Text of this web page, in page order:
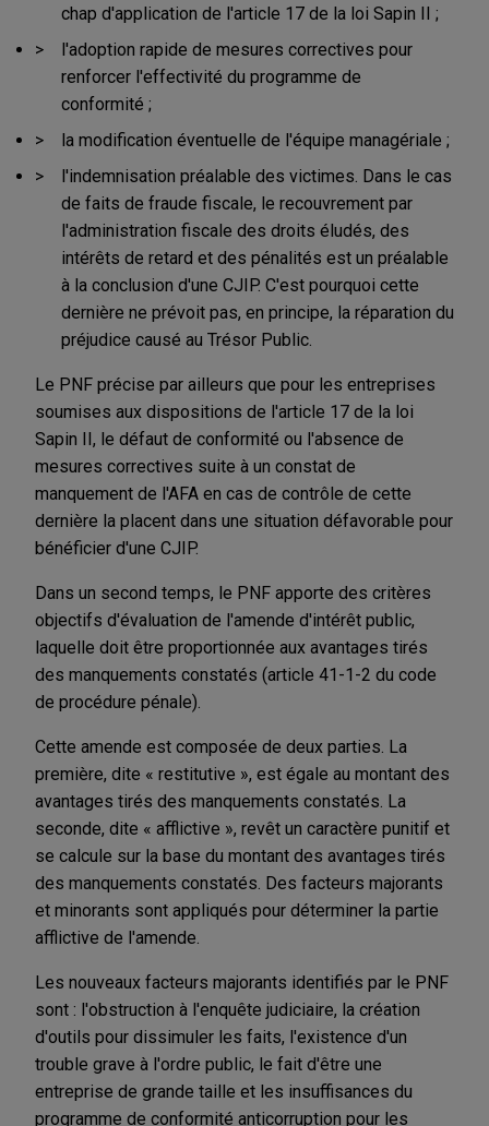
chap d'application de l'article 17 de la loi Sapin II ;
l'adoption rapide de mesures correctives pour
renforcer l'effectivité du programme de
conformité ;
la modification éventuelle de l'équipe managériale ;
l'indemnisation préalable des victimes. Dans le cas
de faits de fraude fiscale, le recouvrement par
l'administration fiscale des droits éludés, des
intérêts de retard et des pénalités est un préalable
à la conclusion d'une CJIP. C'est pourquoi cette
dernière ne prévoit pas, en principe, la réparation du
préjudice causé au Trésor Public.
Le PNF précise par ailleurs que pour les entreprises
soumises aux dispositions de l'article 17 de la loi
Sapin II, le défaut de conformité ou l'absence de
mesures correctives suite à un constat de
manquement de l'AFA en cas de contrôle de cette
dernière la placent dans une situation défavorable pour
bénéficier d'une CJIP.
Dans un second temps, le PNF apporte des critères
objectifs d'évaluation de l'amende d'intérêt public,
laquelle doit être proportionnée aux avantages tirés
des manquements constatés (article 41-1-2 du code
de procédure pénale).
Cette amende est composée de deux parties. La
première, dite « restitutive », est égale au montant des
avantages tirés des manquements constatés. La
seconde, dite « afflictive », revêt un caractère punitif et
se calcule sur la base du montant des avantages tirés
des manquements constatés. Des facteurs majorants
et minorants sont appliqués pour déterminer la partie
afflictive de l'amende.
Les nouveaux facteurs majorants identifiés par le PNF
sont : l'obstruction à l'enquête judiciaire, la création
d'outils pour dissimuler les faits, l'existence d'un
trouble grave à l'ordre public, le fait d'être une
entreprise de grande taille et les insuffisances du
programme de conformité anticorruption pour les